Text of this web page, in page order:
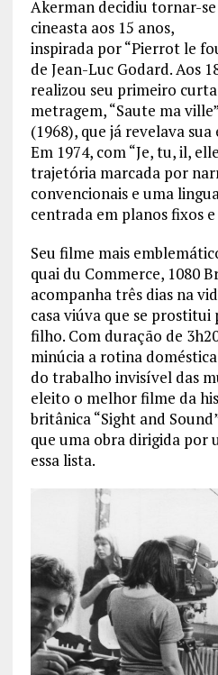
Akerman decidiu tornar-se
cineasta aos 15 anos,
inspirada por “Pierrot le
de Jean-Luc Godard. Aos
realizou seu primeiro
metragem, “Saute ma ville”
(1968), que já revelava
Em 1974, com “Je, tu, il,
trajetória marcada por
convencionais e uma
centrada em planos fixos
Seu filme mais
quai du Commerce, 1080
acompanha três dias na
casa viúva que se
filho. Com duração de
minúcia a rotina
do trabalho invisível das
eleito o melhor filme da
britânica “Sight and
que uma obra dirigida por
essa lista.